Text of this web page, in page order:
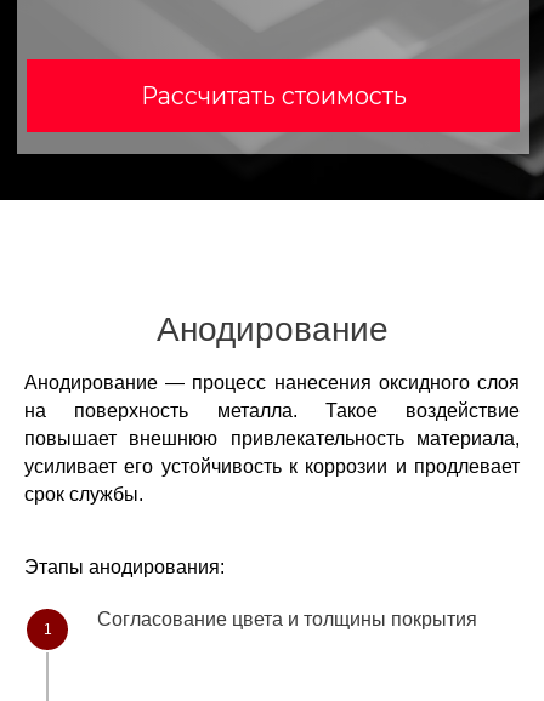
Анодирование
Анодирование — процесс нанесения оксидного слоя
на поверхность металла. Такое воздействие
повышает внешнюю привлекательность материала,
усиливает его устойчивость к коррозии и продлевает
срок службы.
Этапы анодирования:
1 Согласование цвета и толщины покрытия